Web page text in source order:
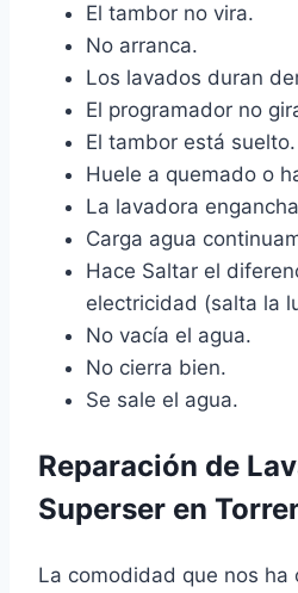
El tambor no vira.
No arranca.
Los lavados duran
El programador no
El tambor está suelto.
Huele a quemado o
La lavadora
Carga agua
Hace Saltar el
electricidad (salta la
No vacía el agua.
No cierra bien.
Se sale el agua.
Reparación de
Superser en
La comodidad que nos ha